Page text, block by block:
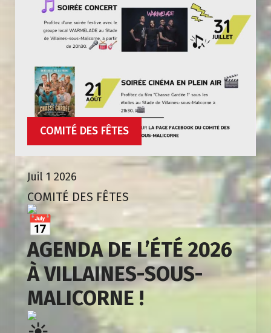
COMITÉ DES FÊTES
Juil 1 2026
COMITÉ DES FÊTES
AGENDA DE L’ÉTÉ 2026
À VILLAINES-SOUS-
MALICORNE !